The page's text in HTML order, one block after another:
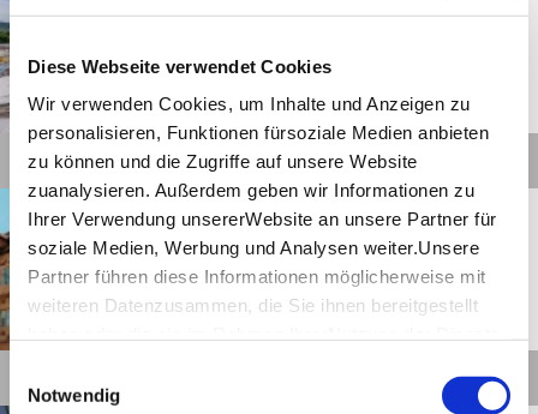
Diese Webseite verwendet Cookies
Wir verwenden Cookies, um Inhalte und Anzeigen zu
personalisieren, Funktionen fürsoziale Medien anbieten
zu können und die Zugriffe auf unsere Website
zuanalysieren. Außerdem geben wir Informationen zu
Ihrer Verwendung unsererWebsite an unsere Partner für
soziale Medien, Werbung und Analysen weiter.Unsere
Partner führen diese Informationen möglicherweise mit
weiteren Datenzusammen, die Sie ihnen bereitgestellt
Impressum
Notwendig
InfoTurmStuttgart (ITS)
Geöffnet von 10:00 bis 18:00 Uhr
Details
©
Stuttgart Entfernung anzeigen
Landesmuseum
Württemberg in Stuttgart
Geöffnet von 11:00 bis 17:00 Uhr